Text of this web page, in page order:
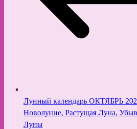
Лунный календарь ОКТЯБРЬ
Новолуние, Растущая Луна,
Луны